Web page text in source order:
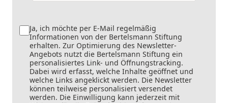
Ja, ich möchte per E-Mail regelmäßig
Informationen von der Bertelsmann Stiftung
erhalten. Zur Optimierung des Newsletter-
Angebots nutzt die Bertelsmann Stiftung ein
personalisiertes Link- und Öffnungstracking.
Dabei wird erfasst, welche Inhalte geöffnet und
welche Links angeklickt werden. Die Newsletter
können teilweise personalisiert versendet
werden. Die Einwilligung kann jederzeit mit